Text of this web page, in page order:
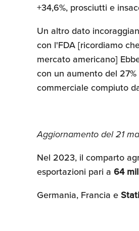
+34,6%, prosciutti e
Un altro dato
con l'FDA [ricordiamo
mercato americano]
con un aumento del
commerciale compiuto
Aggiornamento del 21
Nel 2023, il comparto
esportazioni pari a 64
Germania, Francia e